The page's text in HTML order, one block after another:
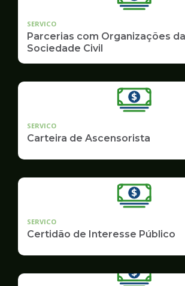
SERVICO
Parcerias com Organizações da
Sociedade Civil
SERVICO
Carteira de Ascensorista
SERVICO
Certidão de Interesse Público